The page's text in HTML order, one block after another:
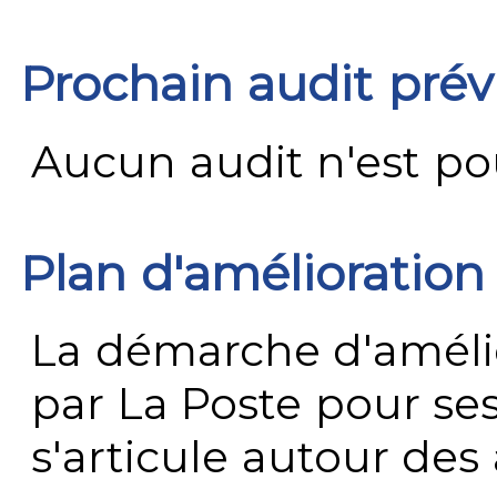
Prochain audit
Aucun audit n'est
Plan
La démarche
par La Poste pour
s'articule autour des